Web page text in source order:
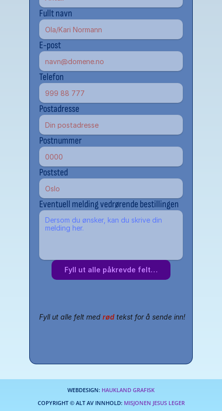
Fullt navn
E-post
Telefon
Postadresse
Postnummer
Poststed
Eventuell melding vedrørende bestillingen
Fyll ut alle påkrevde felt…
Fyll ut alle felt med rød tekst for å sende inn!
WEBDESIGN: HAUKLAND GRAFISK
COPYRIGHT © ALT AV INNHOLD: MISJONEN JESUS LEGER